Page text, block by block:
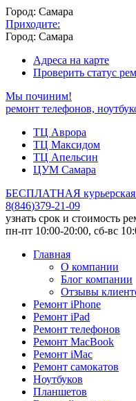
Город: Самара
Приходите:
Город: Самара
Адреса на карте
Проверить статус
Мы починим!
ремонт телефонов,
ТЦ Аврора
ТЦ Максидом
ТЦ Апельсин
ЦУМ Самара
БЕСПЛАТНАЯ курьерская
8(846)379-21-09
узнать срок и стоимость
пн-пт 10:00-20:00, сб-вс
Главная
О компании
Блог компании
Отзывы
Ремонт iPhone
Ремонт iPad
Ремонт телефонов
Ремонт MacBook
Ремонт iMac
Ремонт самокатов
Ноутбуков
Планшетов